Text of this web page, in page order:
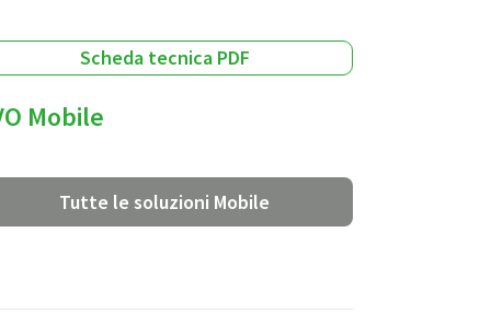
Scheda tecnica PDF
Mobile
Tutte le soluzioni Mobile